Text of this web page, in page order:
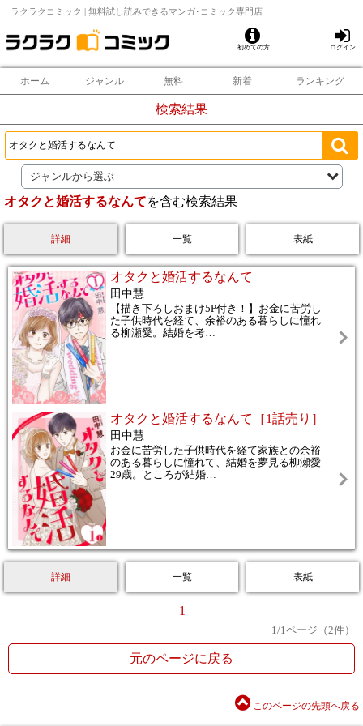
ラクラクコミック | 無料試し読みできるマンガ･コミック専門店
初めての方 ログイン
ホーム ジャンル 無料 新着 ランキング
検索結果
ジャンルから選ぶ
オタクと婚活するなんてを含む検索結果
詳細 一覧 表紙
オタクと婚活するなんて
田中慧
【描き下ろしおまけ5P付き！】お金に苦労し
た子供時代を経て、余裕のある暮らしに憧れ
る柳瀬愛。結婚を考…
オタクと婚活するなんて［1話売り］
田中慧
お金に苦労した子供時代を経て家族との余裕
のある暮らしに憧れて、結婚を夢見る柳瀬愛
29歳。ところが結婚…
詳細 一覧 表紙
1
1/1ページ（2件）
元のページに戻る
このページの先頭へ戻る